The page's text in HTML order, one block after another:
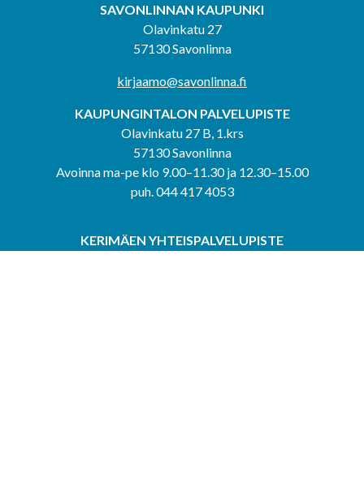
SAVONLINNAN KAUPUNKI
Olavinkatu 27
57130 Savonlinna
kirjaamo@savonlinna.fi
KAUPUNGINTALON PALVELUPISTE
Olavinkatu 27 B, 1.krs
57130 Savonlinna
Avoinna ma-pe klo 9.00–11.30 ja 12.30–15.00
puh. 044 417 4053
KERIMÄEN YHTEISPALVELUPISTE